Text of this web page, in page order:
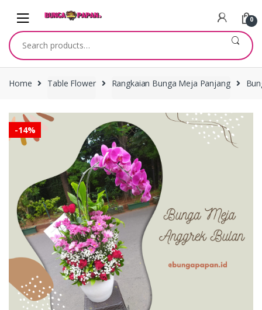
navigation
content
0
Search
for:
Home Table Flower Rangkaian Bunga Meja Panjang
-14%